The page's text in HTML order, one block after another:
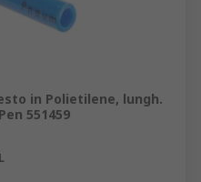
in Polietilene, lungh.
551459